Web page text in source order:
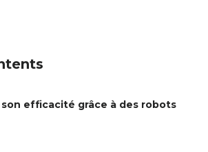
efficacité grâce à des robots